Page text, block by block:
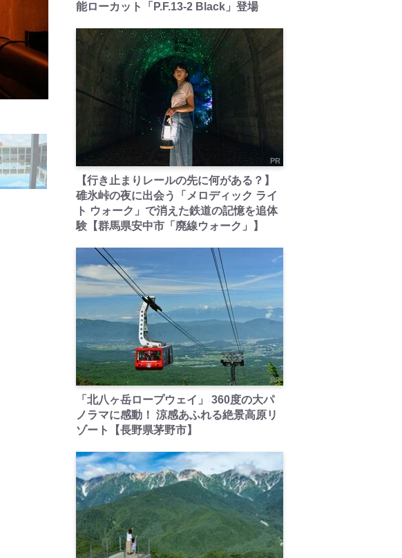
能ローカット「P.F.13-2 Black」登場
PR
【行き止まりレールの先に何がある？】
碓氷峠の夜に出会う「メロディック ライ
ト ウォーク」で消えた鉄道の記憶を追体
験【群馬県安中市「廃線ウォーク」】
PR
「北八ヶ岳ロープウェイ」 360度の大パ
ノラマに感動！ 涼感あふれる絶景高原リ
ゾート【長野県茅野市】